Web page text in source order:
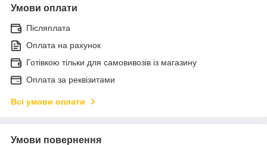
Умови оплати
Післяплата
Оплата на рахунок
Готівкою тільки для самовивозів із магазину
Оплата за реквізитами
Всі умови оплати
Умови повернення